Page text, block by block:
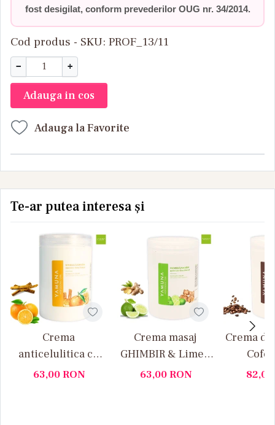
fost desigilat, conform prevederilor OUG nr. 34/2014.
Cod produs - SKU PROF_13/11
− +
Adauga in cos
Adauga la Favorite
Te-ar putea interesa și
Crema
anticelulitica cu
portocale si
63,00RON
Crema masaj
GHIMBIR & Lime –
Yamuna 1000ML
63,00RON
Crema
82,00